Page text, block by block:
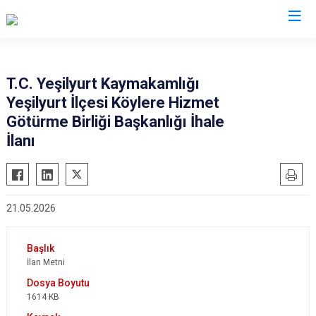
T.C. Yeşilyurt Kaymakamlığı
Yeşilyurt İlçesi Köylere Hizmet
Götürme Birliği Başkanlığı İhale
İlanı
21.05.2026
İlan Metni
1614 KB